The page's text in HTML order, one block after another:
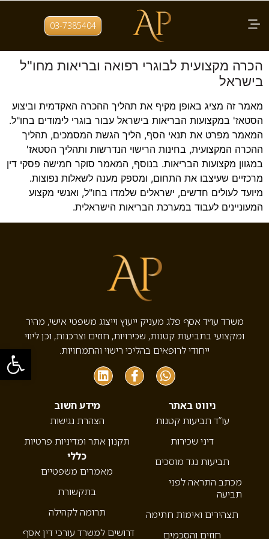
פתח
03-7385404 תגית:
מקצועות הבריאות
הכרה מקצועית לבוגרי רפואה ובריאות מחו"ל
בישראל
מאמר זה מציג באופן מקיף את תהליך ההכרה האקדמית וביצוע
הסטאז' במקצועות הבריאות בישראל עבור בוגרי לימודים בחו"ל.
המאמר מפרט את תנאי הסף, הליך הגשת המסמכים, תהליך
ההכרה המקצועית, בחינות הרישוי הנדרשות ותהליך הסטאז'
במגוון מקצועות הבריאות. בנוסף, המאמר סוקר חמישה פסקי דין
מרכזיים שעיצבו את התחום, ומספק מענה לשאלות נפוצות.
מיועד לעולים חדשים, ישראלים שלמדו בחו"ל, ואנשי מקצוע
המעוניינים לעבוד במערכת הבריאות הישראלית.
משרד עו״ד אסף פלג מעניק ייעוץ וייצוג משפטי אישי, מהיר
ומקצועי בתביעות קטנות, שכירויות, חוזים וצרכנות, וכן ליווי
ייחודי לרופאים בהליכי רישוי והתמחויות.
ניווט באתר
עו”ד תביעות קטנות
דיני שכירות
תביעות נגד מוסכים
מכתב התראה לפני
תביעה
תצהירים ואימות חתימה
חוזים והסכמים
מידע חשוב
הצהרת נגישות
תקנון אתר ומדיניות פרטיות
כללי
מאמרים משפטיים
בתקשורת
תרומה לקהילה
דרושים למשרד עורכי דין אסף